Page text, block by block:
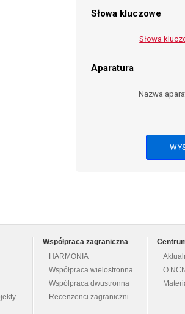
Słowa kluczowe
Słowa
Aparatura
Nazwa
Współpraca zagraniczna
HARMONIA
Współpraca wielostronna
Współpraca dwustronna
Recenzenci zagraniczni
O